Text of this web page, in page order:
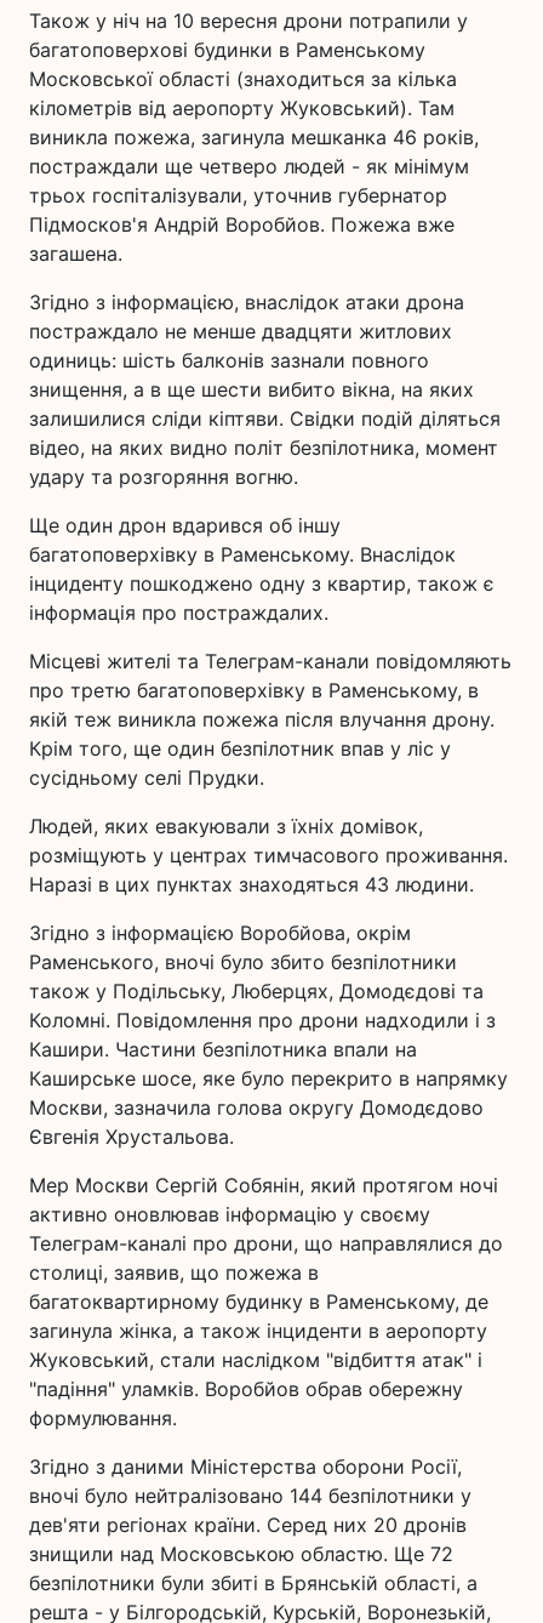
Також у ніч на 10 вересня дрони потрапили у
багатоповерхові будинки в Раменському
Московської області (знаходиться за кілька
кілометрів від аеропорту Жуковський). Там
виникла пожежа, загинула мешканка 46 років,
постраждали ще четверо людей - як мінімум
трьох госпіталізували, уточнив губернатор
Підмосков'я Андрій Воробйов. Пожежа вже
загашена.
Згідно з інформацією, внаслідок атаки дрона
постраждало не менше двадцяти житлових
одиниць: шість балконів зазнали повного
знищення, а в ще шести вибито вікна, на яких
залишилися сліди кіптяви. Свідки подій діляться
відео, на яких видно політ безпілотника, момент
удару та розгоряння вогню.
Ще один дрон вдарився об іншу
багатоповерхівку в Раменському. Внаслідок
інциденту пошкоджено одну з квартир, також є
інформація про постраждалих.
Місцеві жителі та Телеграм-канали повідомляють
про третю багатоповерхівку в Раменському, в
якій теж виникла пожежа після влучання дрону.
Крім того, ще один безпілотник впав у ліс у
сусідньому селі Прудки.
Людей, яких евакуювали з їхніх домівок,
розміщують у центрах тимчасового проживання.
Наразі в цих пунктах знаходяться 43 людини.
Згідно з інформацією Воробйова, окрім
Раменського, вночі було збито безпілотники
також у Подільську, Люберцях, Домодєдові та
Коломні. Повідомлення про дрони надходили і з
Кашири. Частини безпілотника впали на
Каширське шосе, яке було перекрито в напрямку
Москви, зазначила голова округу Домодєдово
Євгенія Хрустальова.
Мер Москви Сергій Собянін, який протягом ночі
активно оновлював інформацію у своєму
Телеграм-каналі про дрони, що направлялися до
столиці, заявив, що пожежа в
багатоквартирному будинку в Раменському, де
загинула жінка, а також інциденти в аеропорту
Жуковський, стали наслідком "відбиття атак" і
"падіння" уламків. Воробйов обрав обережну
формулювання.
Згідно з даними Міністерства оборони Росії,
вночі було нейтралізовано 144 безпілотники у
дев'яти регіонах країни. Серед них 20 дронів
знищили над Московською областю. Ще 72
безпілотники були збиті в Брянській області, а
решта - у Білгородській, Курській, Воронезькій,